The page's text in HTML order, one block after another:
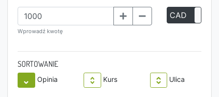
Wprowadź kwotę
CAD
SORTOWANIE
Opinia Kurs Ulica